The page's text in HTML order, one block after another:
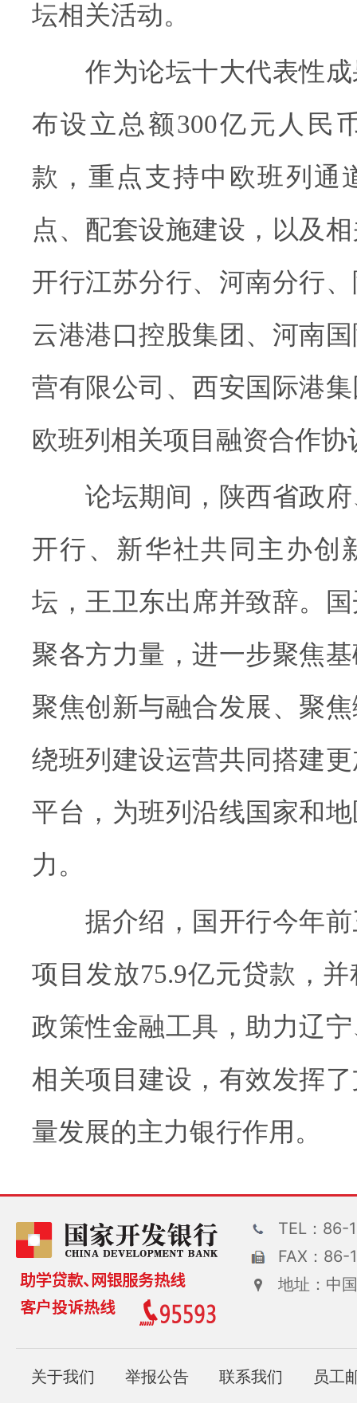
坛相关活动。
作为论坛十大代表性成
布设立总额300亿元人民
款，重点支持中欧班列通
点、配套设施建设，以及
开行江苏分行、河南分行
云港港口控股集团、河南
营有限公司、西安国际港
欧班列相关项目融资合作协
论坛期间，陕西省政府
开行、新华社共同主办创
坛，王卫东出席并致辞。
聚各方力量，进一步聚焦
聚焦创新与融合发展、聚
绕班列建设运营共同搭建
平台，为班列沿线国家和
力。
据介绍，国开行今年前
项目发放75.9亿元贷款，
政策性金融工具，助力辽
相关项目建设，有效发挥
量发展的主力银行作用。
TEL：86-
FAX：
地址：中
关于我们 举报公告 联系我们 员工